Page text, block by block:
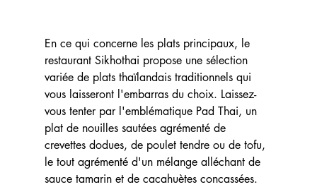
En ce qui concerne les plats principaux, le
restaurant Sikhothai propose une sélection
variée de plats thaïlandais traditionnels qui
vous laisseront l'embarras du choix. Laissez-
vous tenter par l'emblématique Pad Thai, un
plat de nouilles sautées agrémenté de
crevettes dodues, de poulet tendre ou de tofu,
le tout agrémenté d'un mélange alléchant de
sauce tamarin et de cacahuètes concassées.